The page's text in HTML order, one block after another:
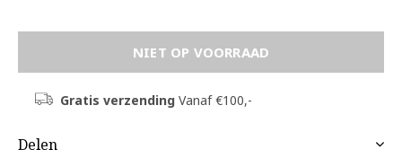
NIET OP VOORRAAD
Gratis verzendingVanaf €100,-
Delen